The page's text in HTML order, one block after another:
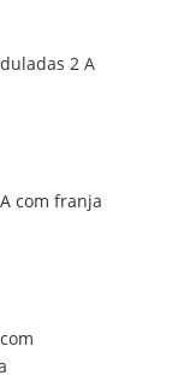
2 A
com franja